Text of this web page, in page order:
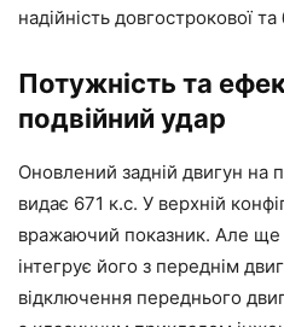
надійність довгострокової
Потужність та
подвійний удар
Оновлений задній двигун на
видає 671 к.с. У верхній
вражаючий показник. Але ще
інтегрує його з переднім
відключення переднього